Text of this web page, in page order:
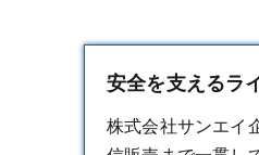
安全を支えるラ
株式会社サンエイ